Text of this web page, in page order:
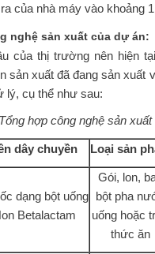
của nhà máy vào khoảng
nghệ sản xuất của dự án:
của thị trường nên hiện
sản xuất đã đang sản xuất
lý, cụ thể như sau:
hợp công nghệ sản xuất
dây chuyền Loại sản
dạng bột uống
Betalactam
Gói, lon,
bột pha
uống hoặc
thức ăn